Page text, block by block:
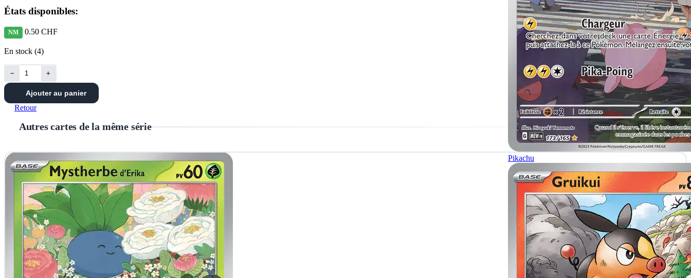
États disponibles:
NM 0.50 CHF
En stock (4)
− +
Ajouter au panier
Retour
Autres cartes de la même série
Pikachu